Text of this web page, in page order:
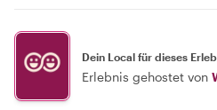
Dein Local für dieses
Erlebnis gehostet von